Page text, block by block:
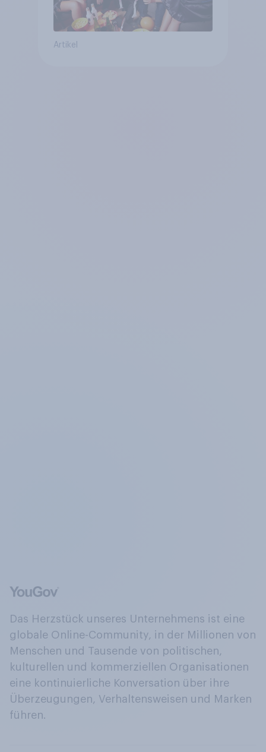
Artikel
Das Herzstück unseres Unternehmens ist eine
globale Online-Community, in der Millionen von
Menschen und Tausende von politischen,
kulturellen und kommerziellen Organisationen
eine kontinuierliche Konversation über ihre
Überzeugungen, Verhaltensweisen und Marken
führen.